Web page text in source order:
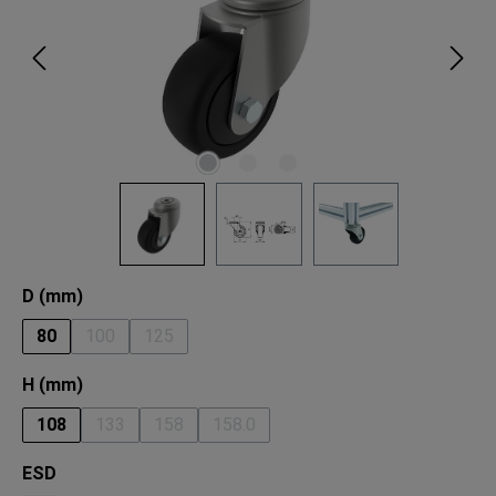
D (mm)auswählen
80
(Diese Option ist zurzeit nicht verfügbar.)
(Diese Option ist zurzeit nicht verfügbar.)
H (mm)auswählen
108
(Diese Option ist zurzeit nicht verfügbar.)
(Diese Option ist zurzeit nicht verfügbar.)
(Diese Option ist zurzeit nicht
ESD